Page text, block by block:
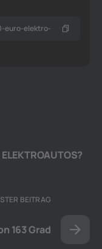
BEITRAG
163 Grad